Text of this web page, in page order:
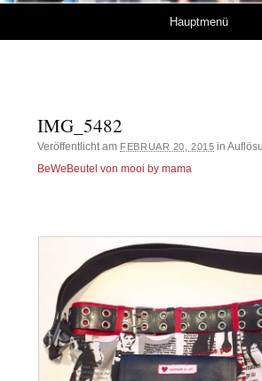
Hauptmenü
IMG_5482
Veröffentlicht am FEBRUAR 20, 2015 in
BeWeBeutel von mooi by mama